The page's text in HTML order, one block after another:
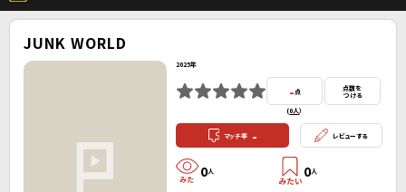
JUNK WORLD
2025年
- 点
(0人）
点数を
つける
マッチ率 - レビューする
0人 0人